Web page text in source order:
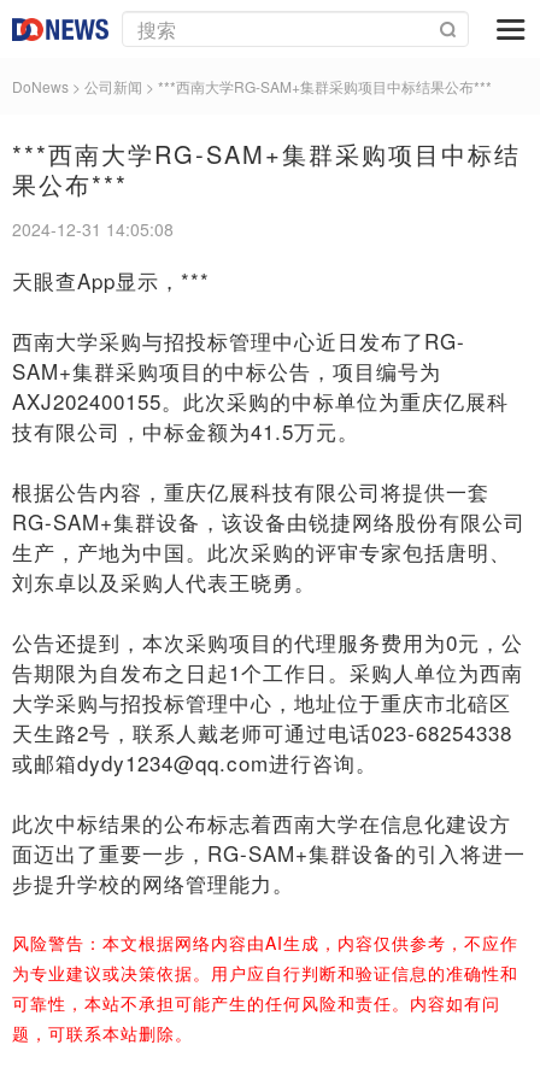
DoNews > 公司新闻 > ***西南大学RG-SAM+集群采购项目中标结果公布***
***西南大学RG-SAM+集群采购项目中标结
果公布***
2024-12-31 14:05:08
天眼查App显示，***
西南大学采购与招投标管理中心近日发布了RG-
SAM+集群采购项目的中标公告，项目编号为
AXJ202400155。此次采购的中标单位为重庆亿展科
技有限公司，中标金额为41.5万元。
根据公告内容，重庆亿展科技有限公司将提供一套
RG-SAM+集群设备，该设备由锐捷网络股份有限公司
生产，产地为中国。此次采购的评审专家包括唐明、
刘东卓以及采购人代表王晓勇。
公告还提到，本次采购项目的代理服务费用为0元，公
告期限为自发布之日起1个工作日。采购人单位为西南
大学采购与招投标管理中心，地址位于重庆市北碚区
天生路2号，联系人戴老师可通过电话023-68254338
或邮箱dydy1234@qq.com进行咨询。
此次中标结果的公布标志着西南大学在信息化建设方
面迈出了重要一步，RG-SAM+集群设备的引入将进一
步提升学校的网络管理能力。
风险警告：本文根据网络内容由AI生成，内容仅供参考，不应作
为专业建议或决策依据。用户应自行判断和验证信息的准确性和
可靠性，本站不承担可能产生的任何风险和责任。内容如有问
题，可联系本站删除。